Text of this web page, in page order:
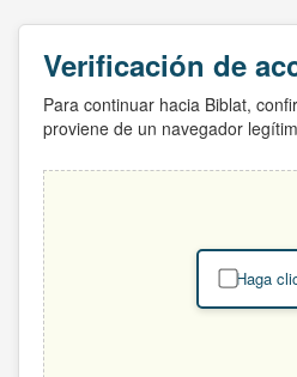
Verificación de
Para continuar hacia Biblat,
proviene de un navegador
Haga